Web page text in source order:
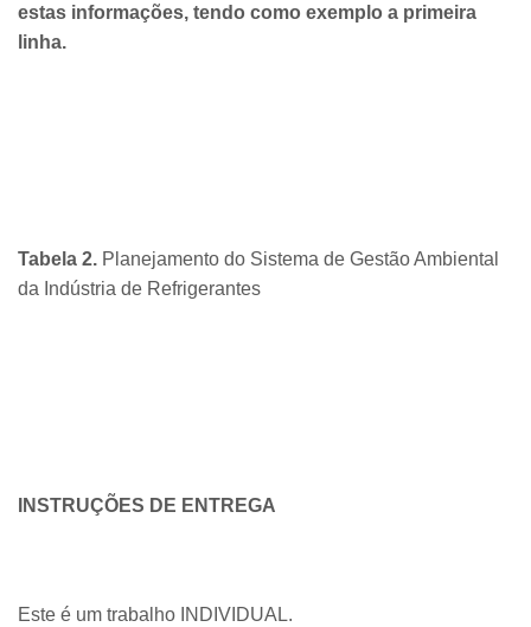
estas informações, tendo como exemplo a primeira
linha.
Tabela 2. Planejamento do Sistema de Gestão Ambiental
da Indústria de Refrigerantes
INSTRUÇÕES DE ENTREGA
Este é um trabalho INDIVIDUAL.